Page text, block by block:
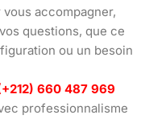
accompagner,
questions, que ce
ou un besoin
660 487 969
professionnalisme